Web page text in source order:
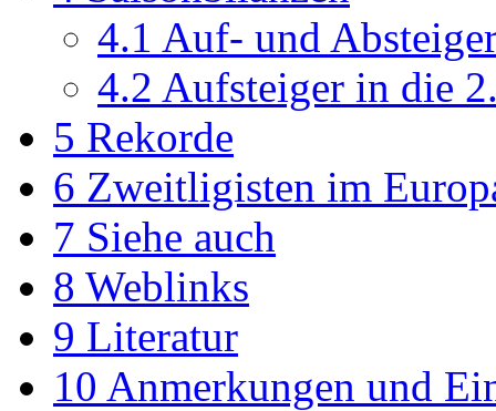
4.1 Auf- und
4.2 Aufsteiger in die
5 Rekorde
6 Zweitligisten im
7 Siehe auch
8 Weblinks
9 Literatur
10 Anmerkungen und